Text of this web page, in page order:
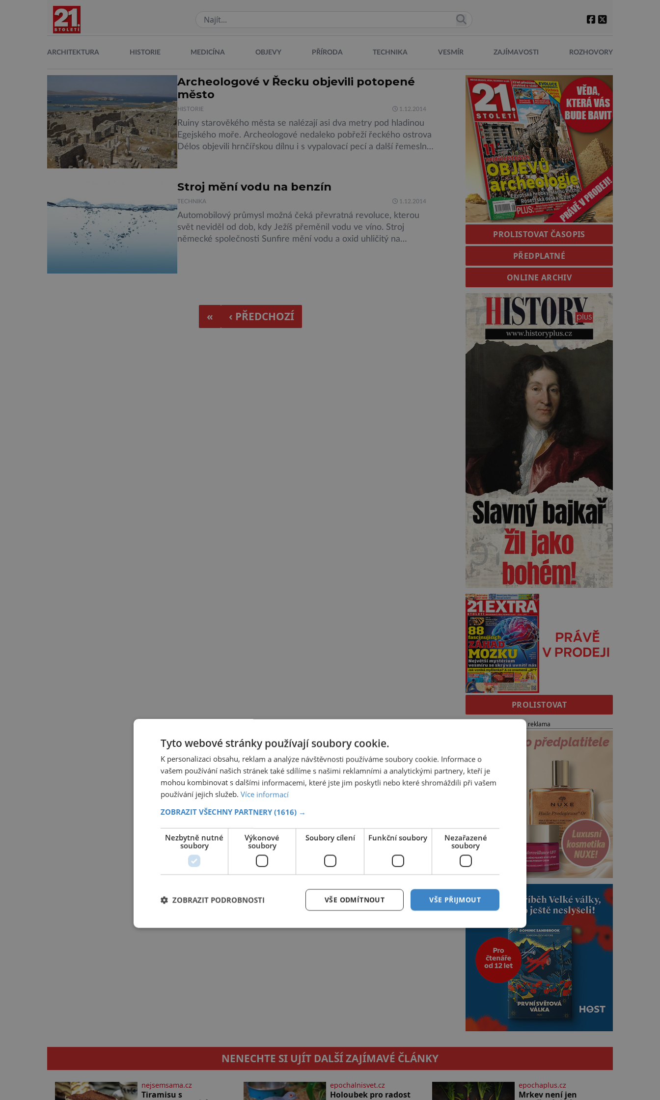
ARCHITEKTURA HISTORIE MEDICÍNA OBJEVY PŘÍRODA TECHNIKA VESMÍR ZAJÍMAVOSTI ROZHOVORY
Archeologové v Řecku objevili potopené
město
HISTORIE 1.12.2014
Ruiny starověkého města se nalézají asi dva metry pod hladinou
Egejského moře. Archeologové nedaleko pobřeží řeckého ostrova
Délos objevili hrnčířskou dílnu i s vypalovací pecí a další řemeslné
náboženského života. Podle řecké mytologie byl ostrov rodištěm
několika bohů. Nejvýznamnějším z nich […]
Stroj mění vodu na benzín
TECHNIKA 1.12.2014
Automobilový průmysl možná čeká převratná revoluce, kterou
svět neviděl od dob, kdy Ježíš přeměnil vodu ve víno. Stroj
německé společnosti Sunfire mění vodu a oxid uhličitý na
« ‹ PŘEDCHOZÍ
PROLISTOVAT ČASOPIS
PŘEDPLATNÉ
ONLINE ARCHIV
PROLISTOVAT
reklama
NENECHTE SI UJÍT DALŠÍ ZAJÍMAVÉ ČLÁNKY
nejsemsama.cz
Tiramisu s
epochalnisvet.cz
Holoubek pro radost
epochaplus.cz
Mrkev není jen
Tyto webové stránky používají soubory cookie.
K personalizaci obsahu, reklam a analýze návštěvnosti používáme soubory cookie. Informace o
vašem používání našich stránek také sdílíme s našimi reklamními a analytickými partnery, kteří je
mohou kombinovat s dalšími informacemi, které jste jim poskytli nebo které shromáždili při vašem
používání jejich služeb. Více informací
ZOBRAZIT VŠECHNY PARTNERY (1616) →
Nezbytně nutné
soubory
Výkonové
soubory
Soubory cílení Funkční soubory
Nezařazené
soubory
VŠE PŘIJMOUT
VŠE ODMÍTNOUT
ZOBRAZIT PODROBNOSTI